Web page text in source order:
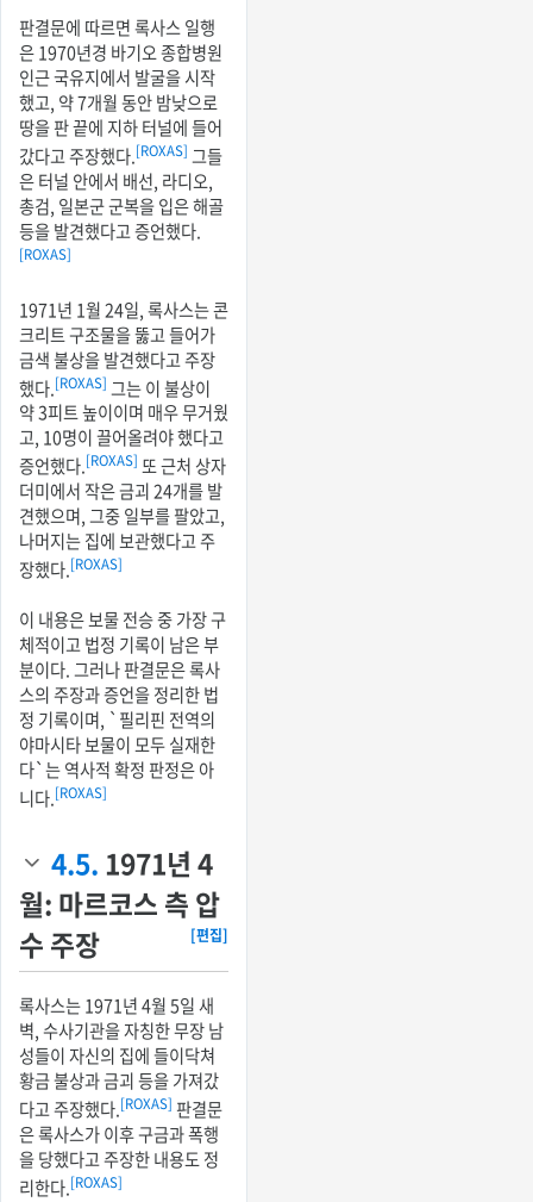
판결문에 따르면 록사스 일행
은 1970년경 바기오 종합병원
인근 국유지에서 발굴을 시작
했고, 약 7개월 동안 밤낮으로
땅을 판 끝에 지하 터널에 들어
갔다고 주장했다.[ROXAS] 그들
은 터널 안에서 배선, 라디오,
총검, 일본군 군복을 입은 해골
등을 발견했다고 증언했다.
[ROXAS]
1971년 1월 24일, 록사스는 콘
크리트 구조물을 뚫고 들어가
금색 불상을 발견했다고 주장
했다.[ROXAS] 그는 이 불상이
약 3피트 높이이며 매우 무거웠
고, 10명이 끌어올려야 했다고
증언했다.[ROXAS] 또 근처 상자
더미에서 작은 금괴 24개를 발
견했으며, 그중 일부를 팔았고,
나머지는 집에 보관했다고 주
장했다.[ROXAS]
이 내용은 보물 전승 중 가장 구
체적이고 법정 기록이 남은 부
분이다. 그러나 판결문은 록사
스의 주장과 증언을 정리한 법
정 기록이며, `필리핀 전역의
야마시타 보물이 모두 실재한
다`는 역사적 확정 판정은 아
니다.[ROXAS]
4.5. 1971년 4
월: 마르코스 측 압
수 주장
[편집]
록사스는 1971년 4월 5일 새
벽, 수사기관을 자칭한 무장 남
성들이 자신의 집에 들이닥쳐
황금 불상과 금괴 등을 가져갔
다고 주장했다.[ROXAS] 판결문
은 록사스가 이후 구금과 폭행
을 당했다고 주장한 내용도 정
리한다.[ROXAS]